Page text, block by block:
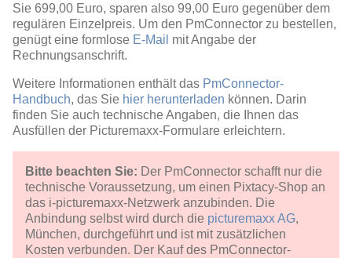
Sie 699,00 Euro, sparen also 99,00 Euro gegenüber dem
regulären Einzelpreis. Um den PmConnector zu bestellen,
genügt eine formlose E-Mail mit Angabe der
Rechnungsanschrift.
Weitere Informationen enthält das PmConnector-
Handbuch, das Sie hier herunterladen können. Darin
finden Sie auch technische Angaben, die Ihnen das
Ausfüllen der Picturemaxx-Formulare erleichtern.
Bitte beachten Sie: Der PmConnector schafft nur die
technische Voraussetzung, um einen Pixtacy-Shop an
das i-picturemaxx-Netzwerk anzubinden. Die
Anbindung selbst wird durch die picturemaxx AG,
München, durchgeführt und ist mit zusätzlichen
Kosten verbunden. Der Kauf des PmConnector-